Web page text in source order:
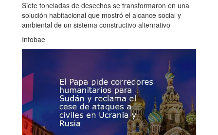
Siete toneladas de desechos se transformaron en una
solución habitacional que mostró el alcance social y
ambiental de un sistema constructivo alternativo
Infobae